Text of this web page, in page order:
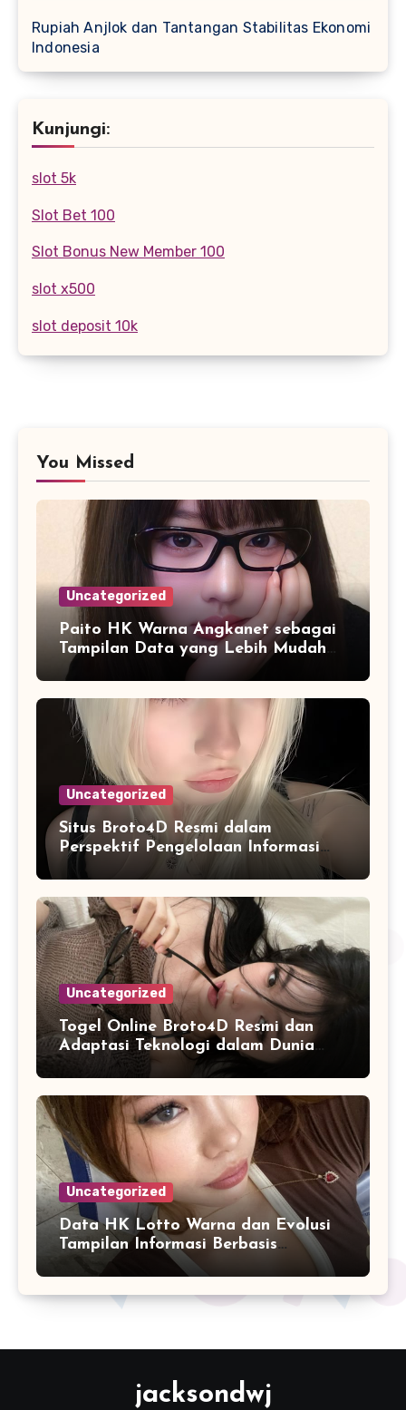
Rupiah Anjlok dan Tantangan Stabilitas Ekonomi
Indonesia
Kunjungi:
slot 5k
Slot Bet 100
Slot Bonus New Member 100
slot x500
slot deposit 10k
You Missed
Uncategorized
Paito HK Warna Angkanet sebagai
Tampilan Data yang Lebih Mudah
Dipahami dan Dianalisis
Uncategorized
Situs Broto4D Resmi dalam
Perspektif Pengelolaan Informasi
dan Penyajian Data Harian
Uncategorized
Togel Online Broto4D Resmi dan
Adaptasi Teknologi dalam Dunia
Permainan
Uncategorized
Data HK Lotto Warna dan Evolusi
Tampilan Informasi Berbasis
Visualisasi Digital
jacksondwj